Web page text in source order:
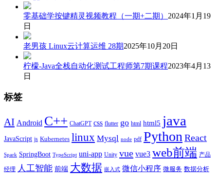
零基础学按键精灵视频教程（一期+二期） 2024年1月19
日
老男孩 Linux云计算运维 28期2025年10月20日
柠檬-Java全栈自动化测试工程师第7期课程2023年4月13
日
标签
AI Android C++ ChatGPT css flutter go html html5 java
JavaScript js Kubernetes linux Mysql node pdf Python React
Spark SpringBoot TypeScript uni-app Unity vue vue3 web前端 产品
经理 人工智能 前端 大数据 嵌入式 微信小程序 微服务 数据分析